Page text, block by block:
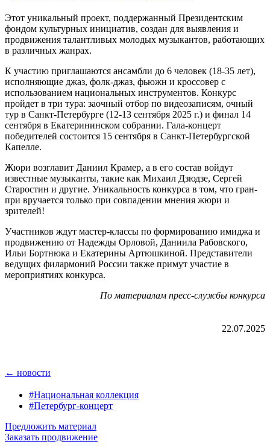
Этот уникальный проект, поддержанный Президентским
фондом культурных инициатив, создан для выявления и
продвижения талантливых молодых музыкантов, работающих
в различных жанрах.
К участию приглашаются ансамбли до 6 человек (18-35 лет),
исполняющие джаз, фолк-джаз, фьюжн и кроссовер с
использованием национальных инструментов. Конкурс
пройдет в три тура: заочный отбор по видеозаписям, очный
тур в Санкт-Петербурге (12-13 сентября 2025 г.) и финал 14
сентября в Екатерининском собрании. Гала-концерт
победителей состоится 15 сентября в Санкт-Петербургской
Капелле.
Жюри возглавит Даниил Крамер, а в его состав войдут
известные музыканты, такие как Михаил Дзюдзе, Сергей
Старостин и другие. Уникальность конкурса в том, что гран-
при вручается только при совпадении мнения жюри и
зрителей!
Участников ждут мастер-классы по формированию имиджа и
продвижению от Надежды Орловой, Даниила Рабовского,
Ильи Бортнюка и Екатерины Артюшкиной. Представители
ведущих филармоний России также примут участие в
мероприятиях конкурса.
По материалам пресс-службы конкурса
22.07.2025
← новости
#Национальная коллекция
#Петербург-концерт
Предложить материал
Заказать продвижение